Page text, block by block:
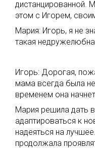
дистанцированной.
этом с Игорем,
Мария: Игорь, я не
такая
Игорь: Дорогая,
мама всегда была
временем она
Мария решила дать
адаптироваться к
надеяться на
продолжала